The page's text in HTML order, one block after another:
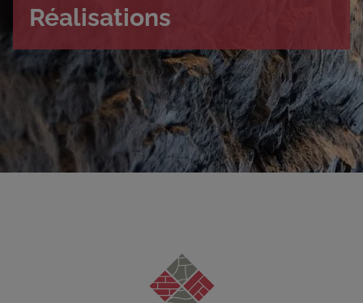
Réalisations